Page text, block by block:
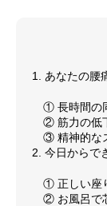
1. あなたの腰
① 長時間の
② 筋力の低
③ 精神的な
2. 今日からで
① 正しい座
② お風呂で